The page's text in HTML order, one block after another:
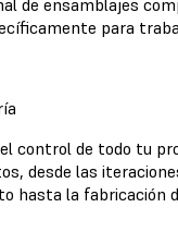
para
control de todo tu
desde las
hasta la fabricación